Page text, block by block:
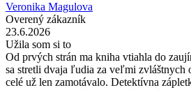
Veronika Magulova
Overený zákazník
23.6.2026
Užila som si to
Od prvých strán ma kniha vtiahla do
sa stretli dvaja ľudia za veľmi zvláštnych
celé už len zamotávalo. Detektívna